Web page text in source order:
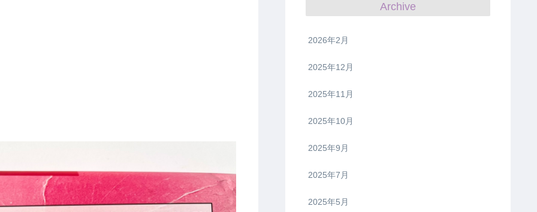
Archive
2026年2月
2025年12月
2025年11月
2025年10月
2025年9月
2025年7月
2025年5月